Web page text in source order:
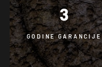
3
GODINE GARANCIJE